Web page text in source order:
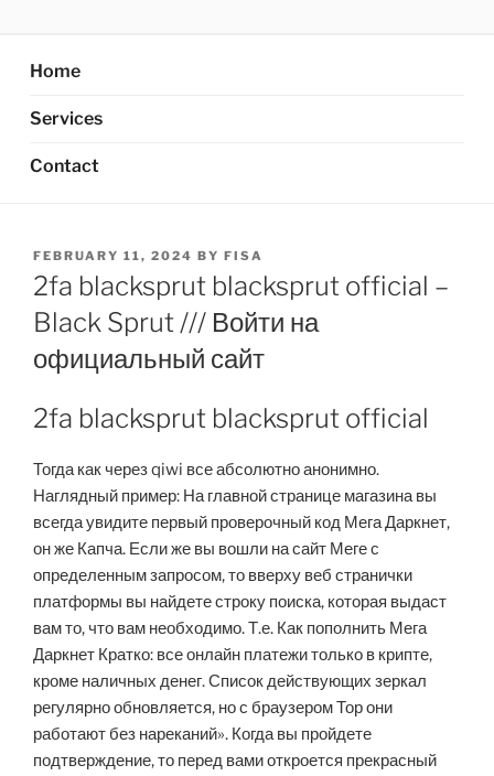
content
Home
Services
Contact
POSTED
ON
FEBRUARY 11, 2024 BY FISA
2fa blacksprut blacksprut official –
Black Sprut /// Войти на
официальный сайт
2fa blacksprut blacksprut official
Тогда как через qiwi все абсолютно анонимно.
Наглядный пример: На главной странице магазина вы
всегда увидите первый проверочный код Мега Даркнет,
он же Капча. Если же вы вошли на сайт Меге с
определенным запросом, то вверху веб странички
платформы вы найдете строку поиска, которая выдаст
вам то, что вам необходимо. Т.е. Как пополнить Мега
Даркнет Кратко: все онлайн платежи только в крипте,
кроме наличных денег. Список действующих зеркал
регулярно обновляется, но с браузером Тор они
работают без нареканий». Когда вы пройдете
подтверждение, то перед вами откроется прекрасный